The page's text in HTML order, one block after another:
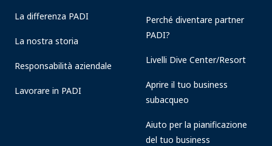
La differenza PADI
La nostra storia
Responsabilità aziendale
Lavorare in PADI
Perché diventare partner
PADI?
Livelli Dive Center/Resort
Aprire il tuo business
subacqueo
Aiuto per la pianificazione
del tuo business